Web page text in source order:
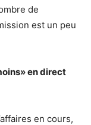
de
est un peu
en direct
en cours,